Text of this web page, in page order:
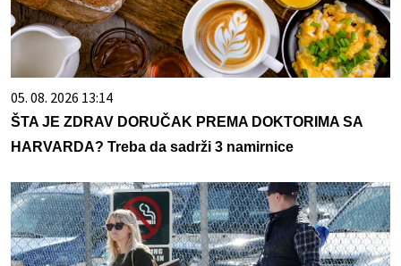
05. 08. 2026 13:14
ŠTA JE ZDRAV DORUČAK PREMA DOKTORIMA SA
HARVARDA? Treba da sadrži 3 namirnice